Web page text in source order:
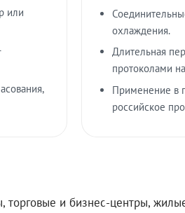
или
охлаждения.
Длительная
протоколами
Применение в
российское
и бизнес-центры,